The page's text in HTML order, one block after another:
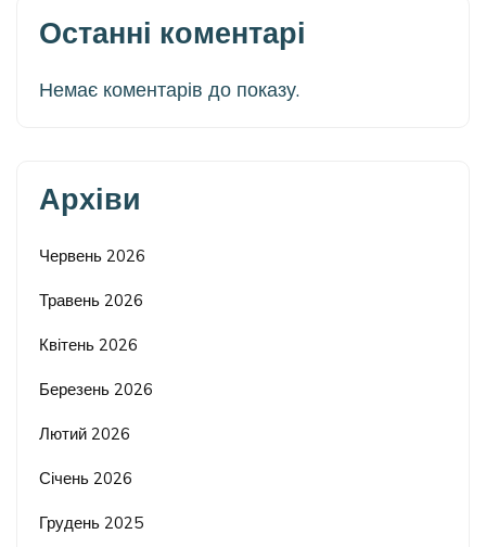
Останні коментарі
Немає коментарів до показу.
Архіви
Червень 2026
Травень 2026
Квітень 2026
Березень 2026
Лютий 2026
Січень 2026
Грудень 2025